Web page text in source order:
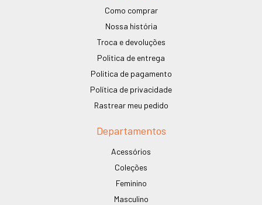
Como comprar
Nossa história
Troca e devoluções
Politica de entrega
Politica de pagamento
Política de privacidade
Rastrear meu pedido
Departamentos
Acessórios
Coleções
Feminino
Masculino